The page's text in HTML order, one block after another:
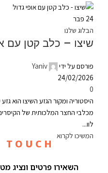
24 פבר
הבלוג שלנו
שיצו – כלב קטן עם
פורסם על ידי
Yaniv
24/02/2026
0
היסטוריה ומקור הגזע השיצו הוא
מכלבי החצר המלכותית של
לוו...
המשיכו לקרוא
O U C H
השאירו פרטים ונציג